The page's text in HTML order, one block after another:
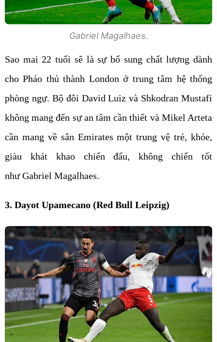
Gabriel Magalhaes.
Sao mai 22 tuổi sẽ là sự bổ sung chất lượng dành
cho Pháo thủ thành London ở trung tâm hệ thống
phòng ngự. Bộ đôi David Luiz và Shkodran Mustafi
không mang đến sự an tâm cần thiết và Mikel Arteta
cần mang về sân Emirates một trung vệ trẻ, khỏe,
giàu khát khao chiến đấu, không chiến tốt
như Gabriel Magalhaes.
3. Dayot Upamecano (Red Bull Leipzig)